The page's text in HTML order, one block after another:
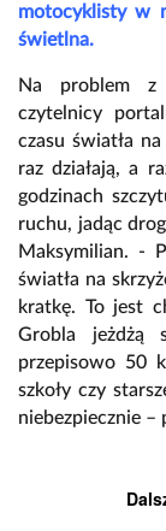
motocyklisty w
świetlna.
Na problem z
czytelnicy
czasu światła
raz działają, a
godzinach
ruchu, jadąc
Maksymilian. -
światła na
kratkę. To jest
Grobla jeżdżą
przepisowo 50
szkoły czy
niebezpiecznie –